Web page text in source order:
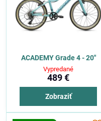
ACADEMY Grade 4 - 20"
Vypredané
489 €
Zobraziť